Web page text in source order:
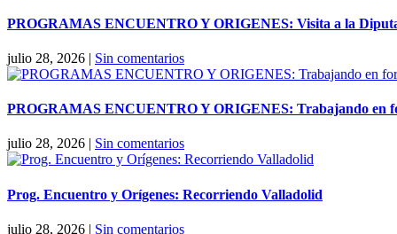
PROGRAMAS ENCUENTRO Y ORIGENES: Visita a la
julio 28, 2026 | Sin comentarios
PROGRAMAS ENCUENTRO Y ORIGENES: Trabajando en
julio 28, 2026 Sin comentarios
Prog. Encuentro y Orígenes: Recorriendo Valladolid
julio 28, 2026 | Sin comentarios